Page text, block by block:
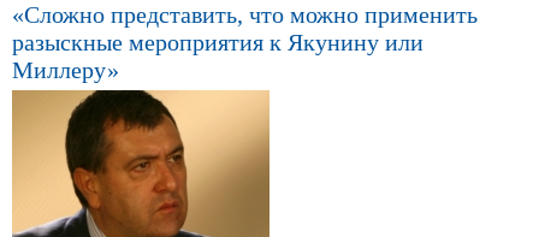
«Сложно представить, что можно применить
разыскные мероприятия к Якунину или
Миллеру»